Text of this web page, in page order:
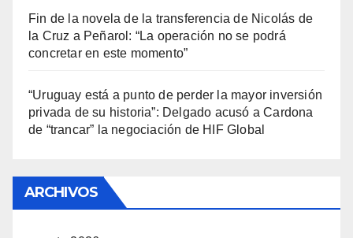
Fin de la novela de la transferencia de Nicolás de
la Cruz a Peñarol: “La operación no se podrá
concretar en este momento”
“Uruguay está a punto de perder la mayor inversión
privada de su historia”: Delgado acusó a Cardona
de “trancar” la negociación de HIF Global
ARCHIVOS